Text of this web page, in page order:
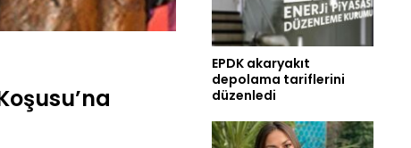
EPDK akaryakıt
depolama tariflerini
düzenledi